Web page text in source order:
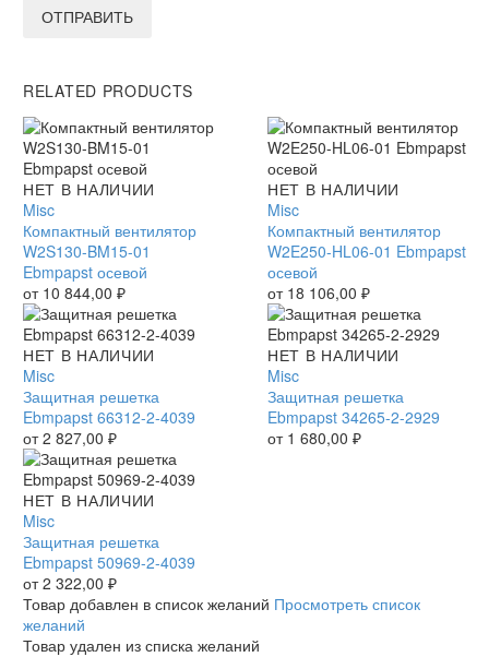
ОТПРАВИТЬ
RELATED PRODUCTS
Компактный
вентилятор
W2S130-
BM15-
01
Ebmpapst
осевой
НЕТ В НАЛИЧИИ
Misc
Компактный вентилятор
W2S130-BM15-01
Ebmpapst осевой
от 10 844,00 ₽
Компактный
вентилятор
W2E250-
HL06-
01
Ebmpapst
осевой
НЕТ В НАЛИЧИИ
Misc
Компактный вентилятор
W2E250-HL06-01 Ebmpapst
осевой
от 18 106,00 ₽
Защитная
решетка
Ebmpapst
66312-
2-
4039
НЕТ В НАЛИЧИИ
Misc
Защитная решетка
Ebmpapst 66312-2-4039
от2 827,00 ₽
Защитная
решетка
Ebmpapst
34265-
2-
НЕТ В НАЛИЧИИ
Misc
Защитная решетка
Ebmpapst 34265-2-2929
от 1 680,00 ₽
Защитная
решетка
Ebmpapst
50969-
2-
4039
НЕТ В НАЛИЧИИ
Misc
Защитная решетка
Ebmpapst 50969-2-4039
от2 322,00 ₽
Товар добавлен в список желаний Просмотреть список
желаний
Товар удален из списка желаний